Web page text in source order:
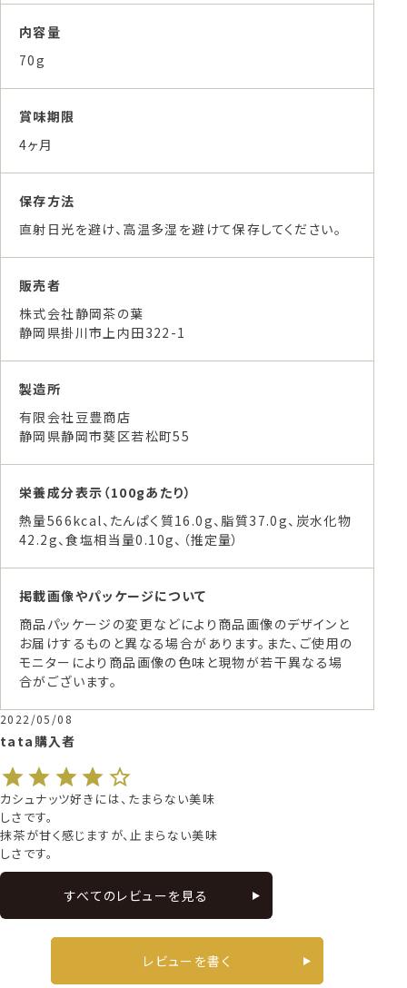
内容量
70g
賞味期限
4ヶ月
保存方法
直射日光を避け、高温多湿を避けて保存してください。
販売者
株式会社静岡茶の葉
静岡県掛川市上内田322-1
製造所
有限会社豆豊商店
静岡県静岡市葵区若松町55
栄養成分表示（100gあたり）
熱量566kcal、たんぱく質16.0g、脂質37.0g、炭水化物
42.2g、食塩相当量0.10g、（推定量）
掲載画像やパッケージについて
商品パッケージの変更などにより商品画像のデザインと
お届けするものと異なる場合があります。また、ご使用の
モニターにより商品画像の色味と現物が若干異なる場
合がございます。
tata購入者
2022/05/08
カシュナッツ好きには、たまらない美味
しさです。
抹茶が甘く感じますが、止まらない美味
しさです。
すべてのレビューを見る
レビューを書く